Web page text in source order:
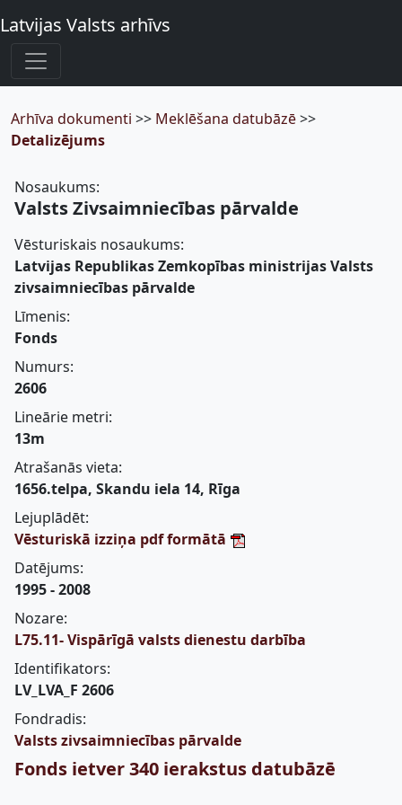
Latvijas Valsts arhīvs
Arhīva dokumenti >> Meklēšana datubāzē>>
Detalizējums
Nosaukums:
Valsts Zivsaimniecības pārvalde
Vēsturiskais nosaukums:
Latvijas Republikas Zemkopības ministrijas Valsts
zivsaimniecības pārvalde
Līmenis:
Fonds
Numurs:
2606
Lineārie metri:
13m
Atrašanās vieta:
1656.telpa, Skandu iela 14, Rīga
Lejuplādēt:
Vēsturiskā izziņa pdf formātā
Datējums:
1995 - 2008
Nozare:
L75.11- Vispārīgā valsts dienestu darbība
Identifikators:
LV_LVA_F 2606
Fondradis:
Valsts zivsaimniecības pārvalde
Fonds ietver 340 ierakstus datubāzē